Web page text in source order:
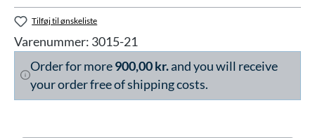
Tilføj til ønskeliste
Varenummer: 3015-21
Order for more900,00 kr.and you will receive
your order free of shipping costs.